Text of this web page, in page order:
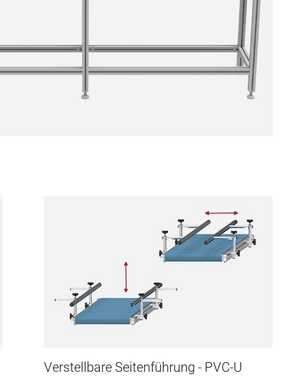
Verstellbare Seitenführung - PVC-U